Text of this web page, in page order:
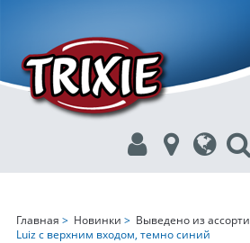
Главная > Новинки > Выведено из
Luiz с верхним входом, темно синий